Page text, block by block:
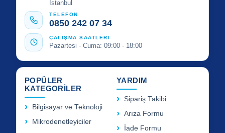
İstanbul
TELEFON
0850 242 07 34
ÇALIŞMA SAATLERİ
Pazartesi - Cuma: 09:00 - 18:00
POPÜLER
KATEGORİLER
Bilgisayar ve Teknoloji
Mikrodenetleyiciler
YARDIM
Sipariş Takibi
Arıza Formu
İade Formu